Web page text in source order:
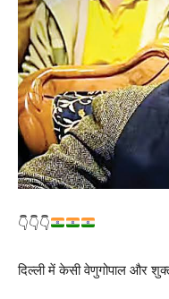
👇👇👇
दिल्ली में केसी वेणुगोपाल और